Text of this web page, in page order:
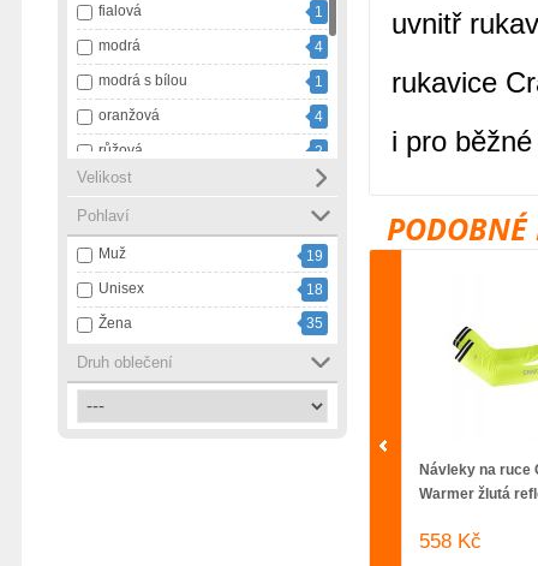
fialová
1
modrá
4
modrá s bílou
1
oranžová
4
růžová
2
vícebarevná
1
zelená
1
černá
30
černá s bílou
5
černá s růžovou
1
červená
3
šedá
Velikost
Pohlaví
Muž
19
Unisex
18
Žena
35
Druh oblečení
uvnitř
rukavice
i pro
PODOBNÉ
Návleky na ruce
Warmer žlutá
558 Kč